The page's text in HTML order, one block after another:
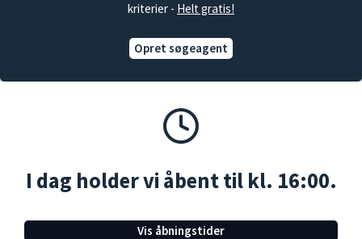
kriterier - Helt gratis!
Opret søgeagent
I dag holder vi åbent til kl. 16:00.
Vis åbningstider